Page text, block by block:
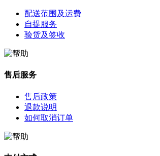
配送范围及运费
自提服务
验货及签收
售后服务
售后政策
退款说明
如何取消订单